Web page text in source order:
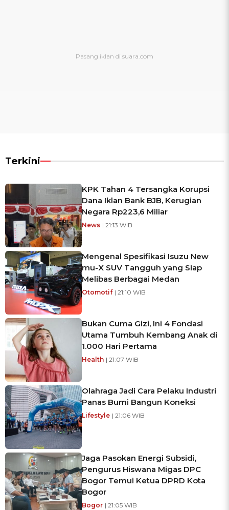
Terkini
KPK Tahan 4 Tersangka Korupsi
Dana Iklan Bank BJB, Kerugian
Negara Rp223,6 Miliar
News | 21:13 WIB
Mengenal Spesifikasi Isuzu New
mu-X SUV Tangguh yang Siap
Melibas Berbagai Medan
Otomotif | 21:10 WIB
Bukan Cuma Gizi, Ini 4 Fondasi
Utama Tumbuh Kembang Anak di
1.000 Hari Pertama
Health | 21:07 WIB
Olahraga Jadi Cara Pelaku Industri
Panas Bumi Bangun Koneksi
Lifestyle | 21:06 WIB
Jaga Pasokan Energi Subsidi,
Pengurus Hiswana Migas DPC
Bogor Temui Ketua DPRD Kota
Bogor
Bogor | 21:05 WIB